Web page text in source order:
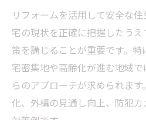
リフォームを活用して安全な
宅の現状を正確に把握したう
策を講じることが重要です。
宅密集地や高齢化が進む地域
らのアプローチが求められま
化、外構の見通し向上、防犯